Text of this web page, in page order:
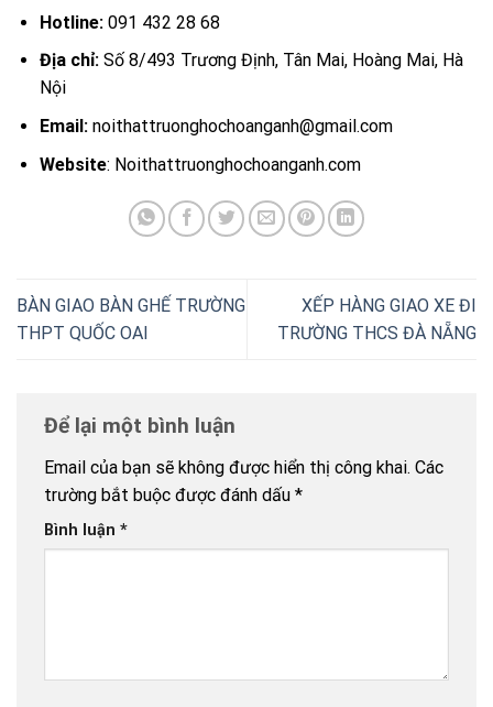
Hotline:091 432 28 68
Địa chỉ:Số 8/493 Trương Định, Tân Mai, Hoàng Mai, Hà
Nội
Email:noithattruonghochoanganh@gmail.com
Website: Noithattruonghochoanganh.com
BÀN GIAO BÀN GHẾ TRƯỜNG
THPT QUỐC OAI
XẾP HÀNG GIAO XE ĐI
TRƯỜNG THCS ĐÀ NẴNG
Để lại một bình luận
Email của bạn sẽ không được hiển thị công khai. Các
trường bắt buộc được đánh dấu *
Bình luận *